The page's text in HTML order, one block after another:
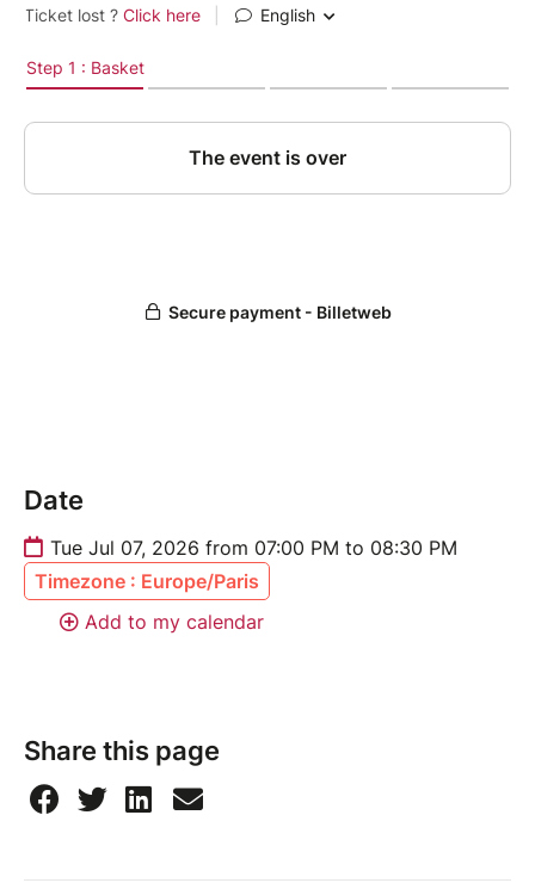
Découverte de l’immobilier papier à travers
l’immobilier
vision structurée, pragmatique et accessible du
placement afin de bâtir une stratégie patrimoniale
Date
Tue Jul 07, 2026 from 07:00 PM to 08:30 PM
Timezone : Europe/Paris
Add to my calendar
Share this page